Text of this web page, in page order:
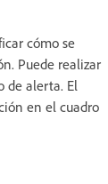
cómo se
Puede realizar
de alerta. El
en el cuadro